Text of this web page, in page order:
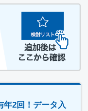
2回！データ入